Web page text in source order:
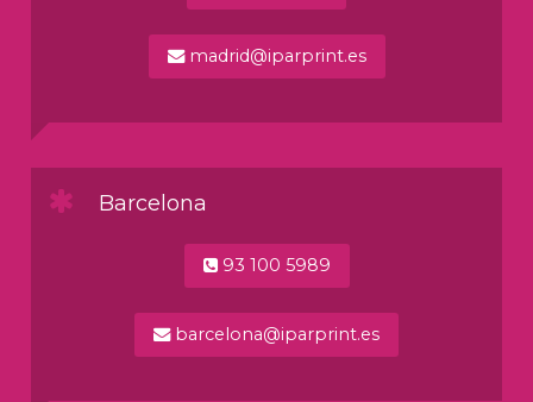
madrid@iparprint.es
Barcelona
93 100 5989
barcelona@iparprint.es